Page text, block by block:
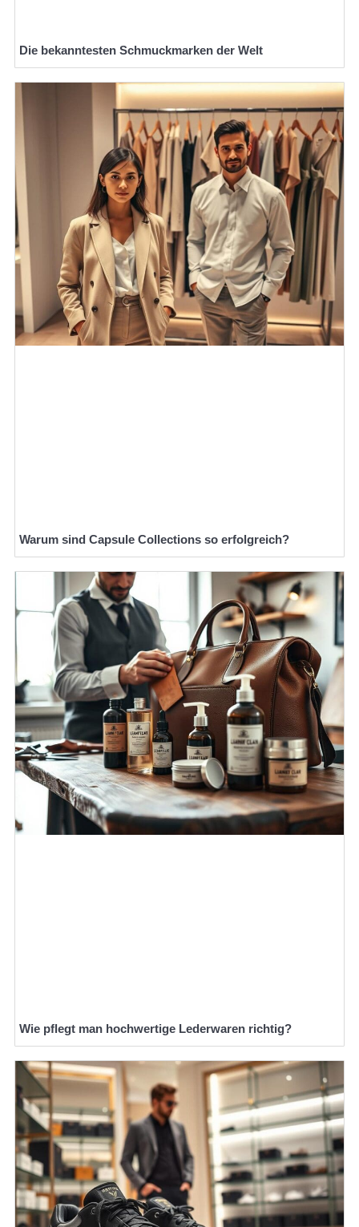
Die bekanntesten Schmuckmarken der Welt
Warum sind Capsule Collections so erfolgreich?
Wie pflegt man hochwertige Lederwaren richtig?